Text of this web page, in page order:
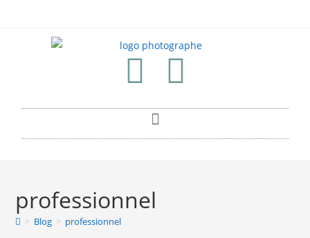
professionnel
> Blog > professionnel